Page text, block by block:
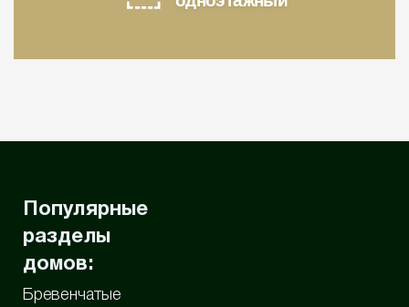
Популярные
разделы
домов:
Бревенчатые